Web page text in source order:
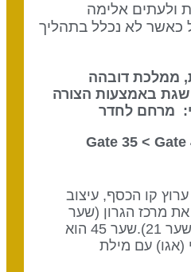
אלימה
כאשר לא נכלל בתהליך
ממלכת דובהה
באמצעות הצורה
מרחם לחדר
קו הכסף, עיצוב
מרכז הגרון (שער
45) למרכז האגו/לב (שער 21).שער 45 הוא
עם מילת